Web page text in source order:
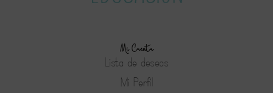
Mi Cuenta
Lista de deseos
Mi Perfil